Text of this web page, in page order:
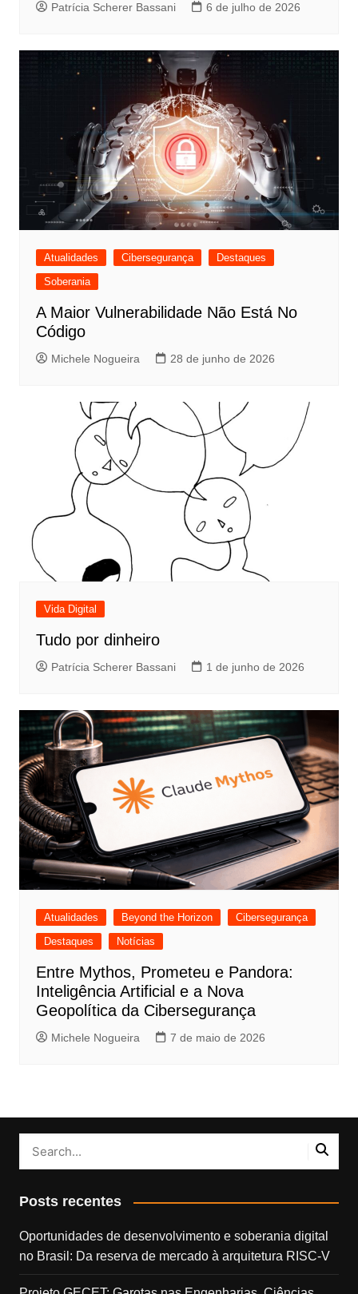
Patrícia Scherer Bassani 6 de julho de 2026
Atualidades Cibersegurança
Destaques
Soberania
A Maior Vulnerabilidade Não Está No
Código
Michele Nogueira 28 de junho de 2026
Vida Digital
Tudo por dinheiro
Patrícia Scherer Bassani 1 de junho de 2026
Atualidades Beyond the Horizon
Cibersegurança
Destaques
Notícias
Entre Mythos, Prometeu e Pandora:
Inteligência Artificial e a Nova
Geopolítica da Cibersegurança
Michele Nogueira 7 de maio de 2026
Posts recentes
Oportunidades de desenvolvimento e soberania digital
no Brasil: Da reserva de mercado à arquitetura RISC-V